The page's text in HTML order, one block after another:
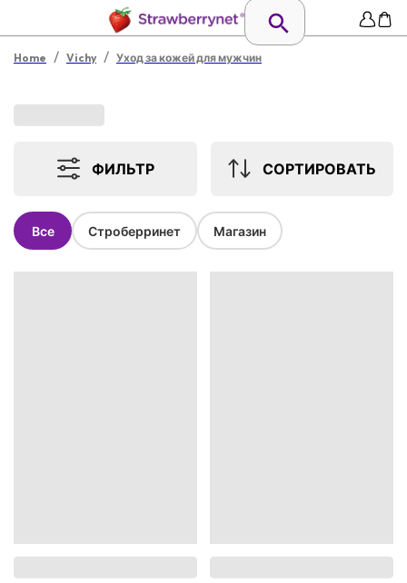
Home / Vichy / Уход за кожей для мужчин
ФИЛЬТР СОРТИРОВАТЬ
Все Строберринет Магазин